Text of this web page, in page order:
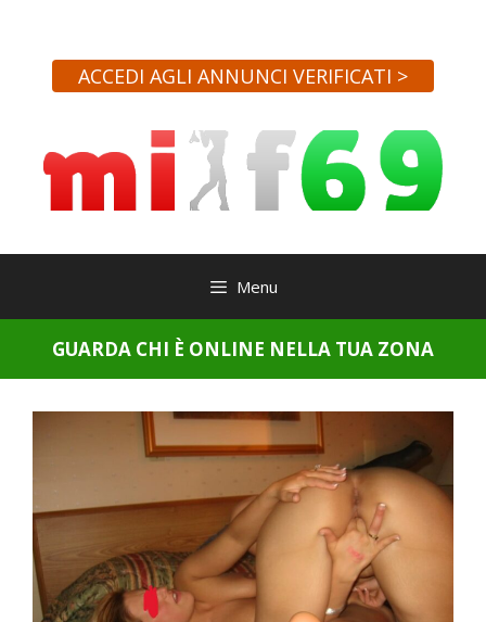
contenutoACCEDI AGLI ANNUNCI VERIFICATI >
Menu
GUARDA CHI È ONLINE NELLA TUA ZONA